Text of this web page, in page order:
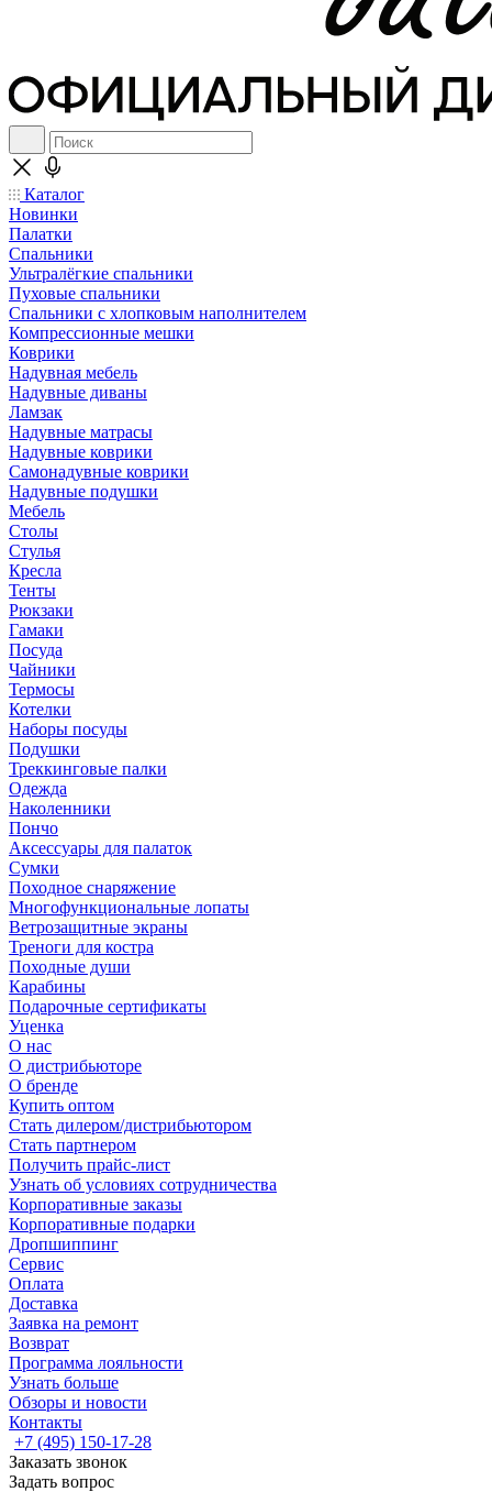
Каталог
Новинки
Палатки
Спальники
Ультралёгкие спальники
Пуховые спальники
Спальники с хлопковым наполнителем
Компрессионные мешки
Коврики
Надувная мебель
Надувные диваны
Ламзак
Надувные матрасы
Надувные коврики
Самонадувные коврики
Надувные подушки
Мебель
Столы
Стулья
Кресла
Тенты
Рюкзаки
Гамаки
Посуда
Чайники
Термосы
Котелки
Наборы посуды
Подушки
Треккинговые палки
Одежда
Наколенники
Пончо
Аксессуары для палаток
Сумки
Походное снаряжение
Многофункциональные лопаты
Ветрозащитные экраны
Треноги для костра
Походные души
Карабины
Подарочные сертификаты
Уценка
О нас
О дистрибьюторе
О бренде
Купить оптом
Стать дилером/дистрибьютором
Стать партнером
Получить прайс-лист
Узнать об условиях сотрудничества
Корпоративные заказы
Корпоративные подарки
Дропшиппинг
Сервис
Оплата
Доставка
Заявка на ремонт
Возврат
Программа лояльности
Узнать больше
Обзоры и новости
Контакты
+7 (495) 150-17-28
Заказать звонок
Задать вопрос